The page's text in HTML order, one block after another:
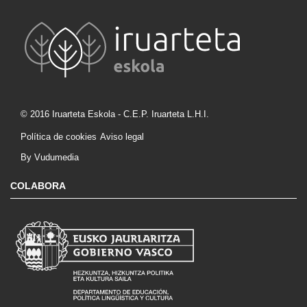
© 2016 Iruarteta Eskola - C.E.P. Iruarteta L.H.I.
Política de cookies Aviso legal
By Vudumedia
COLABORA